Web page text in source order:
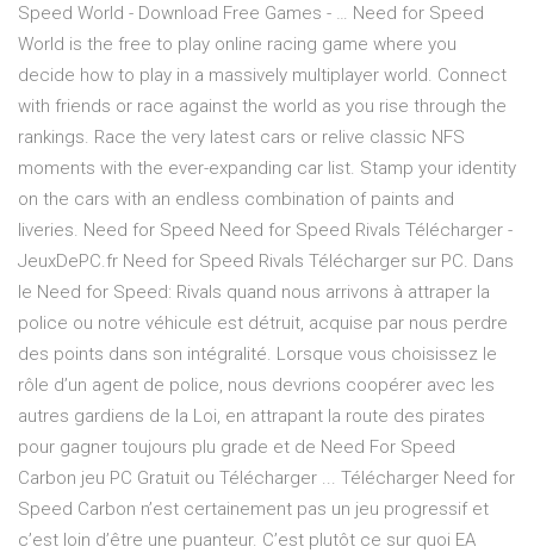
Speed World - Download Free Games - … Need for Speed
World is the free to play online racing game where you
decide how to play in a massively multiplayer world. Connect
with friends or race against the world as you rise through the
rankings. Race the very latest cars or relive classic NFS
moments with the ever-expanding car list. Stamp your identity
on the cars with an endless combination of paints and
liveries. Need for Speed Need for Speed Rivals Télécharger -
JeuxDePC.fr Need for Speed Rivals Télécharger sur PC. Dans
le Need for Speed: Rivals quand nous arrivons à attraper la
police ou notre véhicule est détruit, acquise par nous perdre
des points dans son intégralité. Lorsque vous choisissez le
rôle d’un agent de police, nous devrions coopérer avec les
autres gardiens de la Loi, en attrapant la route des pirates
pour gagner toujours plu grade et de Need For Speed
Carbon jeu PC Gratuit ou Télécharger ... Télécharger Need for
Speed Carbon n’est certainement pas un jeu progressif et
c’est loin d’être une puanteur. C’est plutôt ce sur quoi EA